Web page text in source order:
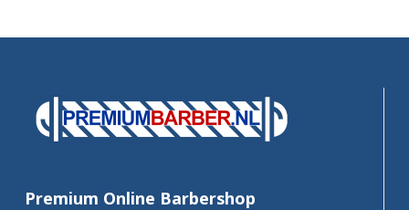
Premium Online Barbershop